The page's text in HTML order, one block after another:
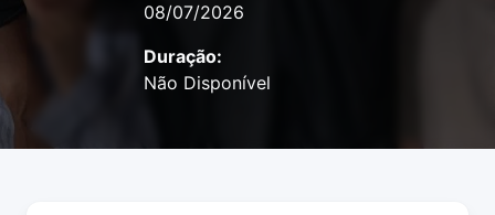
08/07/2026
Duração:
Não Disponível